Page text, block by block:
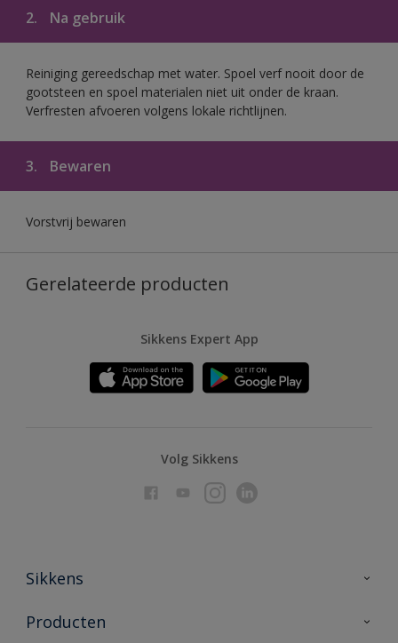
2. Na gebruik
Reiniging gereedschap met water. Spoel verf nooit door de
gootsteen en spoel materialen niet uit onder de kraan.
Verfresten afvoeren volgens lokale richtlijnen.
3. Bewaren
Vorstvrij bewaren
Gerelateerde producten
Sikkens Expert App
Volg Sikkens
Sikkens
Over Sikkens
Producten